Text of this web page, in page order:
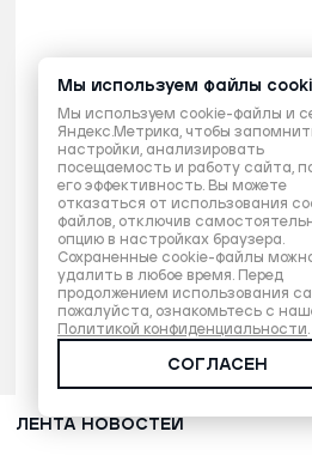
ЛЕНТА НОВОСТЕЙ
Мы используем файлы
Мы используем cookie-файлы и
Яндекс.Метрика, чтобы
настройки, анализировать
посещаемость и работу сайта,
его эффективность. Вы можете
отказаться от использования
файлов, отключив
опцию в настройках браузера.
Сохраненные cookie-файлы
удалить в любое время. Перед
продолжением использования
пожалуйста, ознакомьтесь с
Политикой конфиденциальности.
СОГЛАСЕН